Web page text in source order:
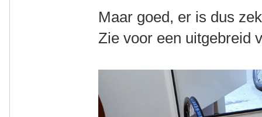
Maar goed, er is dus
Zie voor een uitgebreid